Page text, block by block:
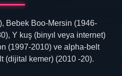
Bebek Boo-Mersin (1946-
Y kuş (binyıl veya internet)
(1997-2010) ve alpha-belt
(dijital kemer) (2010 -20).